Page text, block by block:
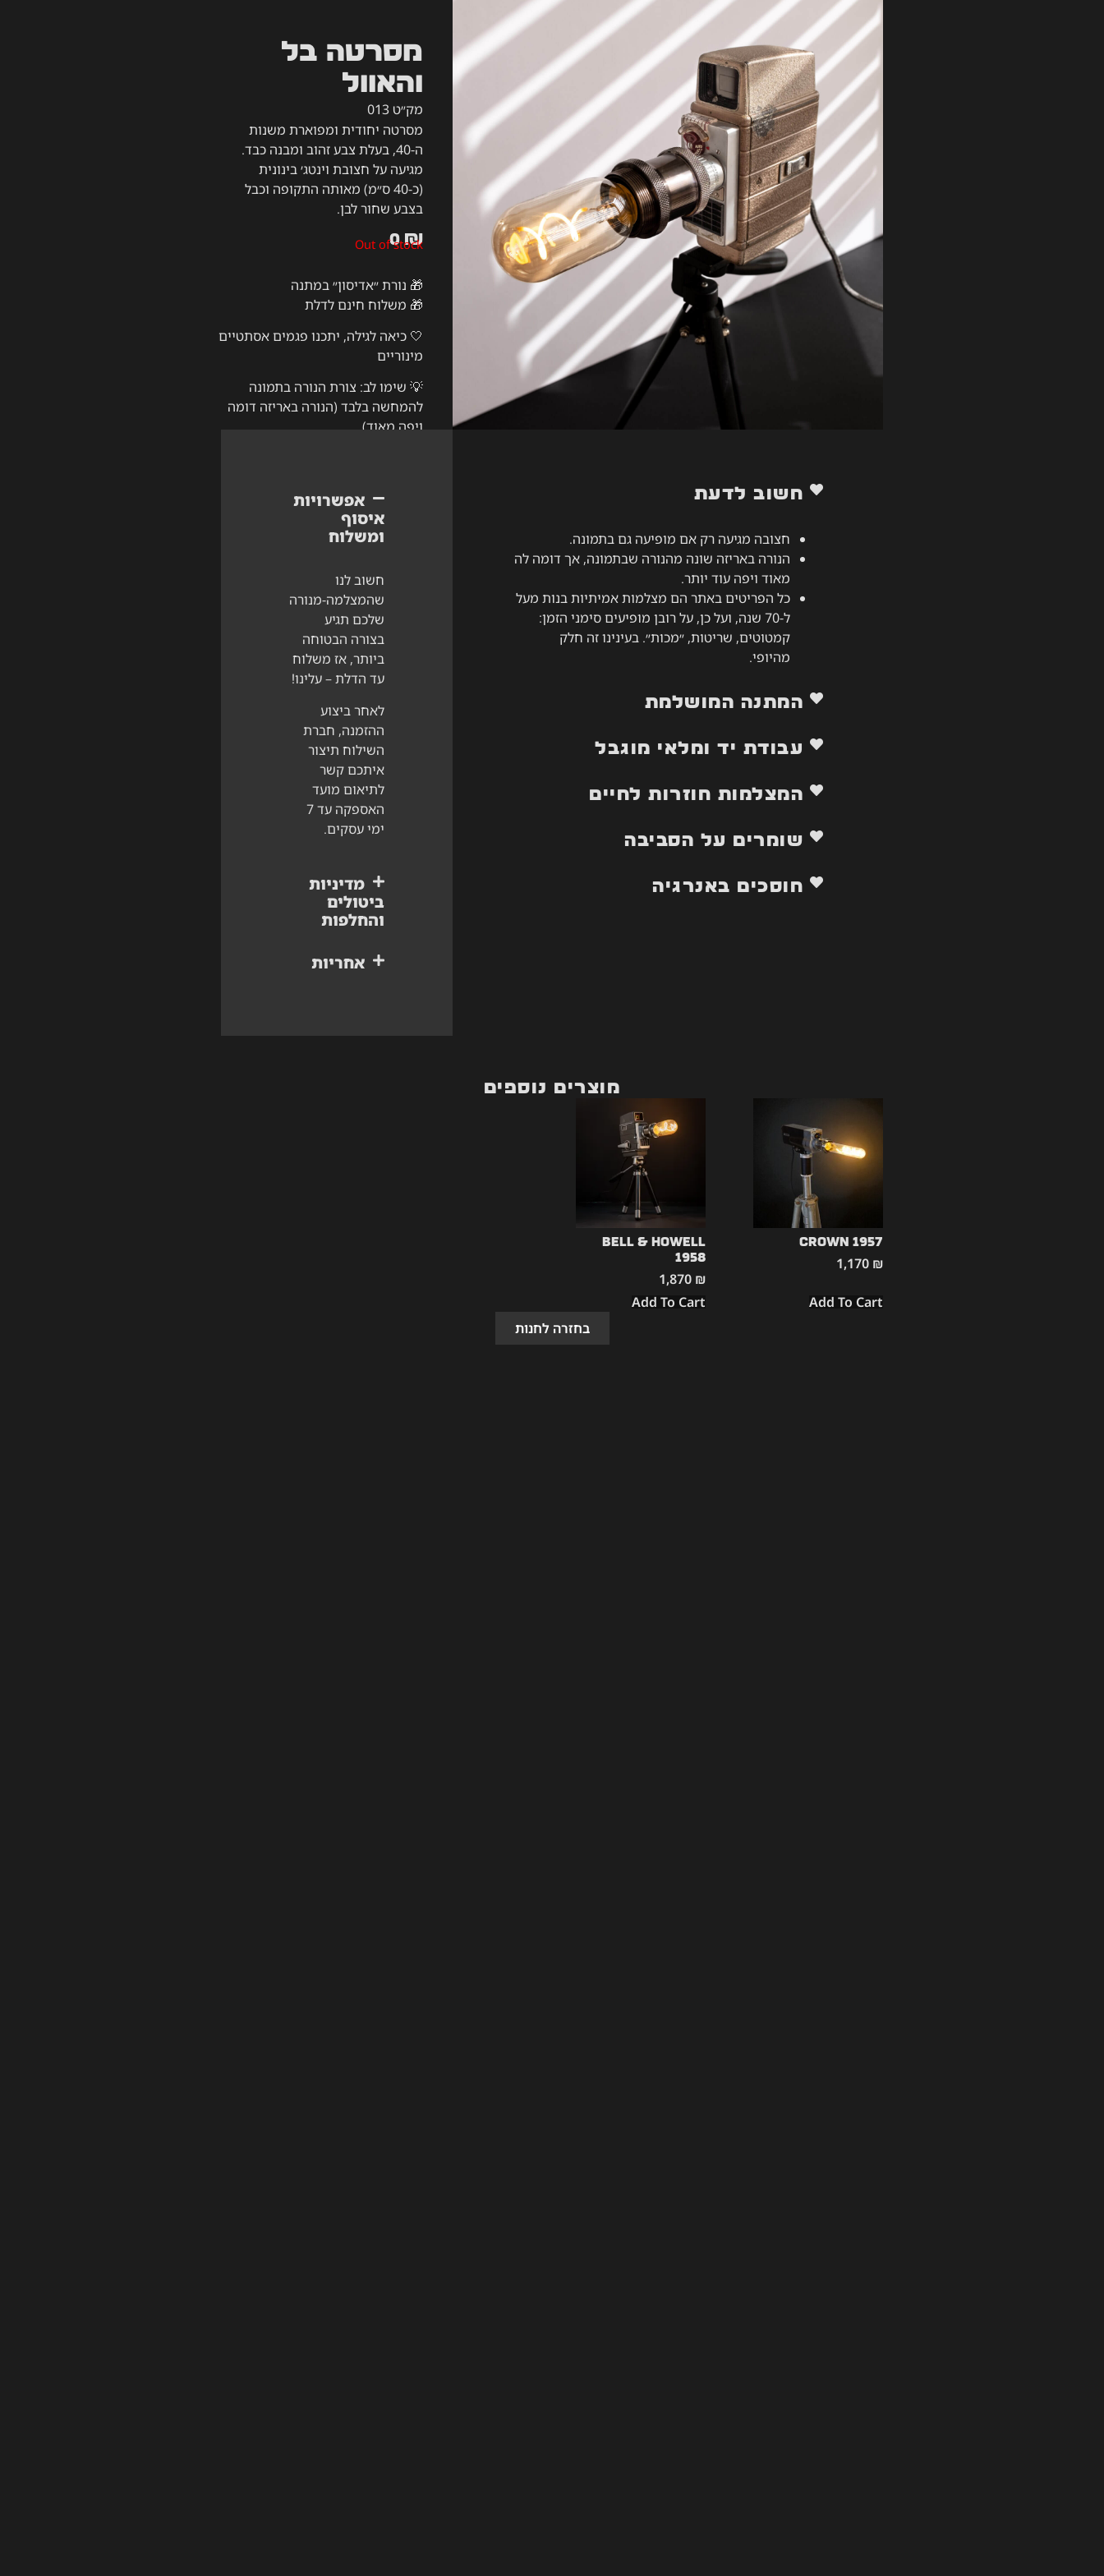
מסרטה בל
והאוול
מק״ט 013
מסרטה יחודית ומפוארת משנות
ה-40, בעלת צבע זהוב ומבנה כבד.
מגיעה על חצובת וינטג׳ בינונית
(כ-40 ס״מ) מאותה התקופה וכבל
בצבע שחור לבן.
0₪
Out of stock
🎁 נורת ״אדיסון״ במתנה
🎁 משלוח חינם לדלת
🤍 כיאה לגילה, יתכנו פגמים אסתטיים
מינוריים
💡 שימו לב: צורת הנורה בתמונה
להמחשה בלבד (הנורה באריזה דומה
ויפה מאוד)
חשוב לדעת
חצובה מגיעה רק אם מופיעה גם בתמונה.
הנורה באריזה שונה מהנורה שבתמונה, אך דומה לה
מאוד ויפה עוד יותר.
כל הפריטים באתר הם מצלמות אמיתיות בנות מעל
ל-70 שנה, ועל כן, על רובן מופיעים סימני הזמן:
קמטוטים, שריטות, ״מכות״. בעינינו זה חלק
מהיופי.
המתנה המושלמת
עבודת יד ומלאי מוגבל
המצלמות חוזרות לחיים
שומרים על הסביבה
חוסכים באנרגיה
אפשרויות
איסוף
ומשלוח
חשוב לנו
שהמצלמה-מנורה
שלכם תגיע
בצורה הבטוחה
ביותר, אז משלוח
עד הדלת – עלינו!
לאחר ביצוע
ההזמנה, חברת
השילוח תיצור
איתכם קשר
לתיאום מועד
האספקה עד 7
ימי עסקים.
מדיניות
ביטולים
והחלפות
אחריות
בחזרה לחנות
CROWN 1957
1,170 ₪
Add To Cart
Bell & Howell
1958
1,870 ₪
Add To Cart
מוצרים נוספים